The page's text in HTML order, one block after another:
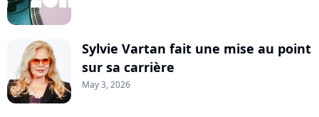
Sylvie Vartan fait une mise au point
sur sa carrière
May 3, 2026